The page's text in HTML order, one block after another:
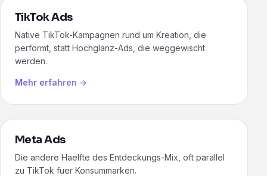
TikTok Ads
Native TikTok-Kampagnen rund um Kreation, die
performt, statt Hochglanz-Ads, die weggewischt
werden.
Mehr erfahren →
Meta Ads
Die andere Haelfte des Entdeckungs-Mix, oft parallel
zu TikTok fuer Konsummarken.